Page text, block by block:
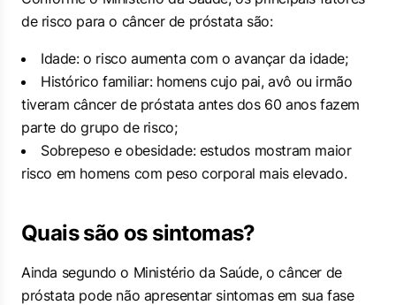
de risco para o câncer de próstata são:
Idade: o risco aumenta com o avançar da idade;
Histórico familiar: homens cujo pai, avô ou irmão
tiveram câncer de próstata antes dos 60 anos fazem
parte do grupo de risco;
Sobrepeso e obesidade: estudos mostram maior
risco em homens com peso corporal mais elevado.
Quais são os sintomas?
Ainda segundo o Ministério da Saúde, o câncer de
próstata pode não apresentar sintomas em sua fase